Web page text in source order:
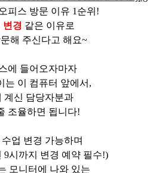
피스 방문 이유 1순위!
변경 같은 이유로
해 주신다고 해요~
에 들어오자마자
는 이 컴퓨터 앞에서,
계신 담당자분과
조율하면 됩니다!
수업 변경 가능하며
9시까지 변경 예약 필수!)
모니터에 나와 있는